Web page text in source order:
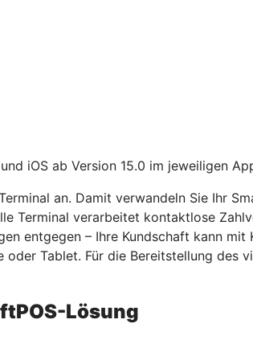
iOS ab Version 15.0 im jeweiligen
an. Damit verwandeln Sie Ihr
Terminal verarbeitet kontaktlose
entgegen – Ihre Kundschaft kann mit
Tablet. Für die Bereitstellung des
Lösung